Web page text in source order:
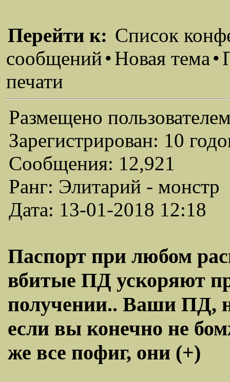
Перейти к: Список
сообщений•Новая тема•
печати
Размещено
Зарегистрирован: 10
Сообщения: 12,921
Ранг: Элитарий - монстр
Дата: 13-01-2018 12:18
Паспорт при любом
вбитые ПД ускоряют
получении.. Ваши ПД,
если вы конечно не
же все пофиг, они (+)